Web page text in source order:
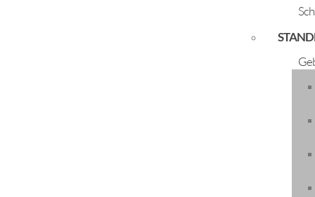
Kinderstimmen und